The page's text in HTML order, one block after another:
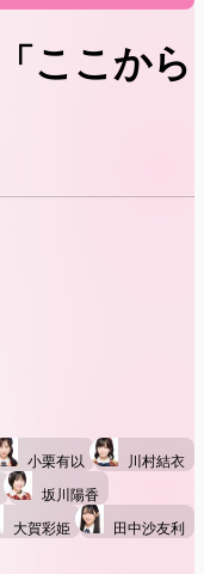
ここから
小栗有以
川村結衣
坂川陽香
大賀彩姫
田中沙友利